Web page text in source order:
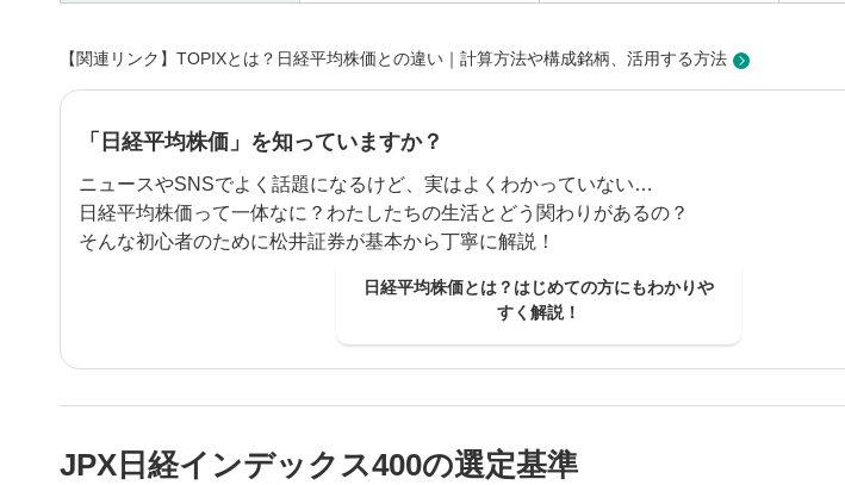
【関連リンク】TOPIXとは？日経平均株価との違い｜計算方法や構成銘柄、活用する方法
「日経平均株価」を知っていますか？
ニュースやSNSでよく話題になるけど、実はよくわかっていない…
日経平均株価って一体なに？わたしたちの生活とどう関わりがあるの？
そんな初心者のために松井証券が基本から丁寧に解説！
日経平均株価とは？はじめての方にもわかりや
すく解説！
JPX日経インデックス400の選定基準